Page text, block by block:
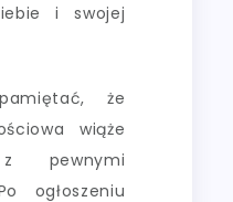
i swojej
że
wiąże
pewnymi
ogłoszeniu